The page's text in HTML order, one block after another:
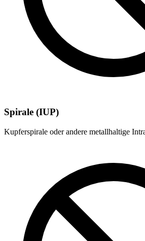
Spirale (IUP)
Kupferspirale oder andere metallhaltige